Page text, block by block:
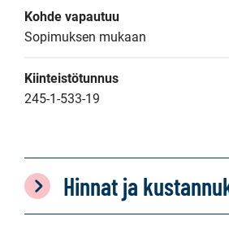
Kohde vapautuu
Sopimuksen mukaan
Kiinteistötunnus
245-1-533-19
Hinnat ja